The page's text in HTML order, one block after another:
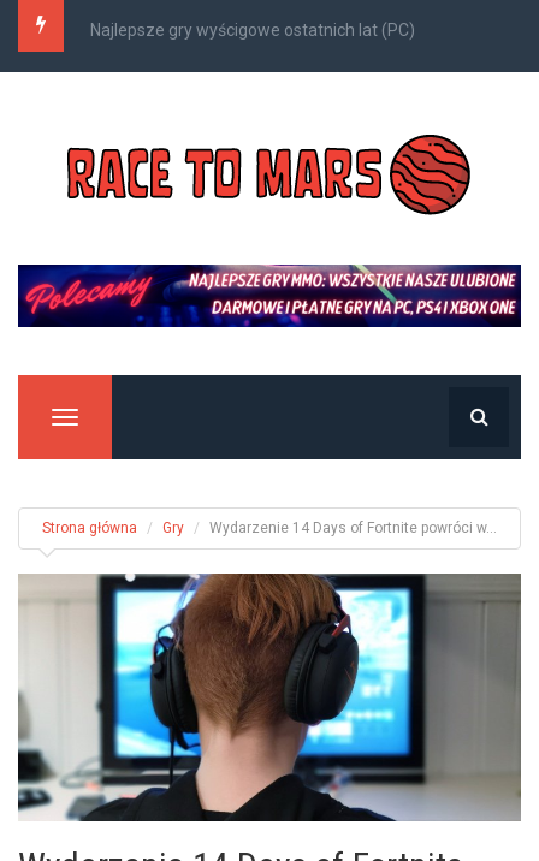
Kompleksowy przewodnik po Nazjatarze
Manu
Strona główna Gry Wydarzenie 14 Days of Fortnite powróci w...